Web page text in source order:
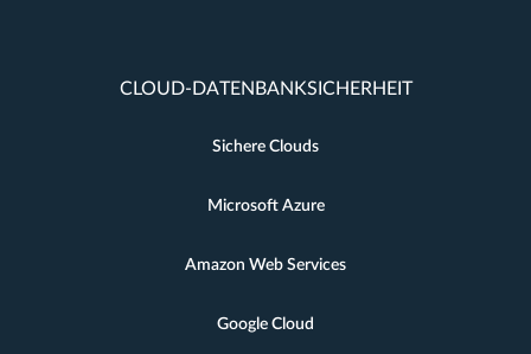
CLOUD-DATENBANKSICHERHEIT
Sichere Clouds
Microsoft Azure
Amazon Web Services
Google Cloud